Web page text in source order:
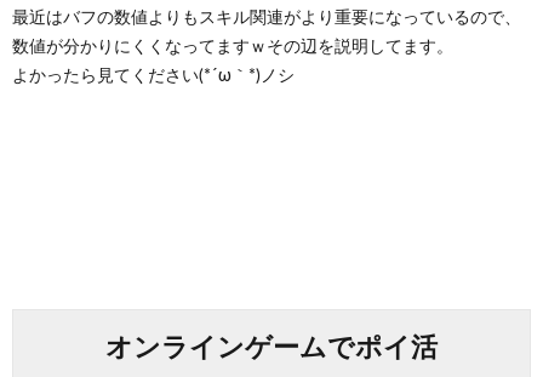
最近はバフの数値よりもスキル関連がより重要になっているので、
数値が分かりにくくなってますｗその辺を説明してます。
よかったら見てください(*´ω｀*)ノシ
オンラインゲームでポイ活